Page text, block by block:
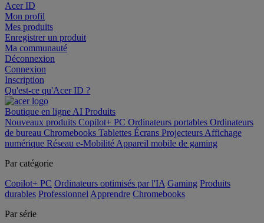
Acer ID
Mon profil
Mes produits
Enregistrer un produit
Ma communauté
Déconnexion
Connexion
Inscription
Qu'est-ce qu'Acer ID ?
Boutique en ligne AI Produits
Nouveaux produits Copilot+ PC Ordinateurs portables Ordinateurs
de bureau Chromebooks Tablettes Écrans Projecteurs Affichage
numérique Réseau e-Mobilité Appareil mobile de gaming
Par catégorie
Copilot+ PC Ordinateurs optimisés par l'IA Gaming Produits
durables Professionnel Apprendre Chromebooks
Par série